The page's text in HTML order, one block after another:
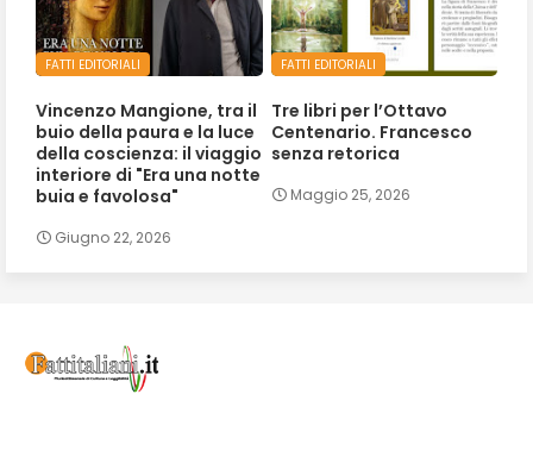
FATTI EDITORIALI
Vincenzo Mangione, tra il
buio della paura e la luce
della coscienza: il viaggio
interiore di "Era una notte
buia e favolosa"
Giugno 22, 2026
FATTI EDITORIALI
Tre libri per l’Ottavo
Centenario. Francesco
senza retorica
Maggio 25, 2026